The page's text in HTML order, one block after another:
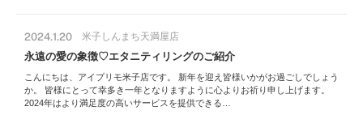
2024.1.20 米子しんまち天満屋店
永遠の愛の象徴♡エタニティリングのご紹介
こんにちは、アイプリモ米子店です。 新年を迎え皆様いかがお過ごしでしょう
か。 皆様にとって幸多き一年となりますように心よりお祈り申し上げます。
2024年はより満足度の高いサービスを提供できる…